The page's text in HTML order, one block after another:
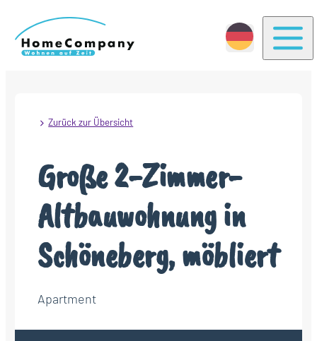
Zurück zur Übersicht
Große 2-Zimmer-
Altbauwohnung in
Schöneberg, möbliert
Apartment